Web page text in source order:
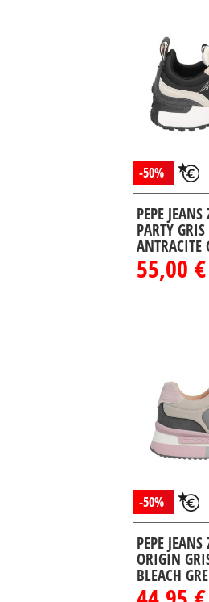
-50%
PEPE
PARTY
ANTRACITE
55,00
-50%
PEPE
ORIGIN
BLEACH